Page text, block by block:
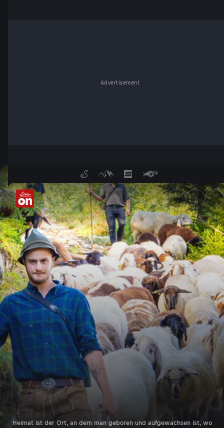
Advertisement
Heimatleuchten in der
Heimat ist der Ort, an dem man geboren und aufgewachsen ist, wo